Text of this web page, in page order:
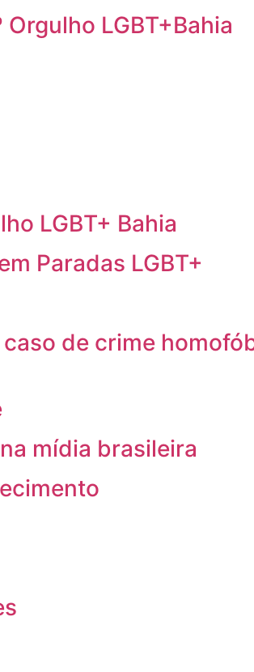
LGBT+Bahia
LGBT+ Bahia
Paradas LGBT+
de crime
mídia brasileira